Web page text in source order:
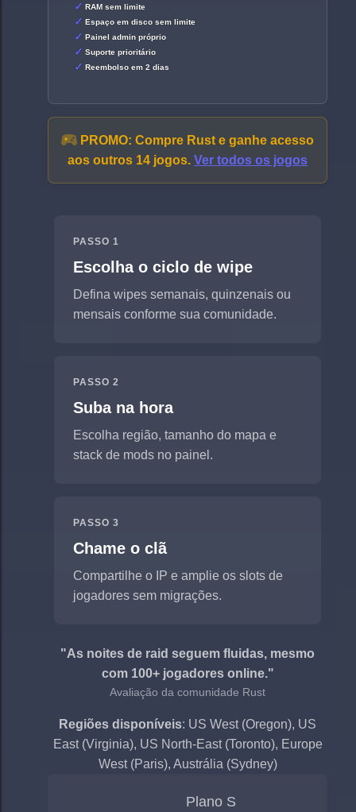
RAM sem limite
Espaço em disco sem limite
Painel admin próprio
Suporte prioritário
Reembolso em 2 dias
PROMO: Compre Rust e ganhe acesso
aos outros 14 jogos. Ver todos os jogos
PASSO 1
Escolha o ciclo de wipe
Defina wipes semanais, quinzenais ou
mensais conforme sua comunidade.
PASSO 2
Suba na hora
Escolha região, tamanho do mapa e
stack de mods no painel.
PASSO 3
Chame o clã
Compartilhe o IP e amplie os slots de
jogadores sem migrações.
"As noites de raid seguem fluidas, mesmo
com 100+ jogadores online."
Avaliação da comunidade Rust
Regiões disponíveis: US West (Oregon), US
East (Virginia), US North-East (Toronto), Europe
West (Paris), Austrália (Sydney)
Plano S